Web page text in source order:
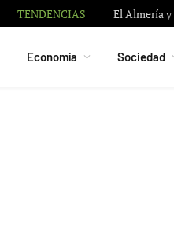
TENDENCIAS El Almería y
Economía Sociedad